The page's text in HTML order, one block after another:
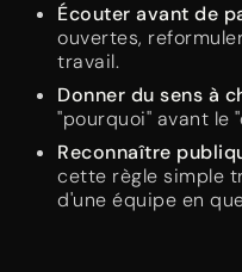
Écouter avant de
ouvertes,
travail.
Donner du sens à
"pourquoi" avant le
Reconnaître
cette règle simple
d'une équipe en